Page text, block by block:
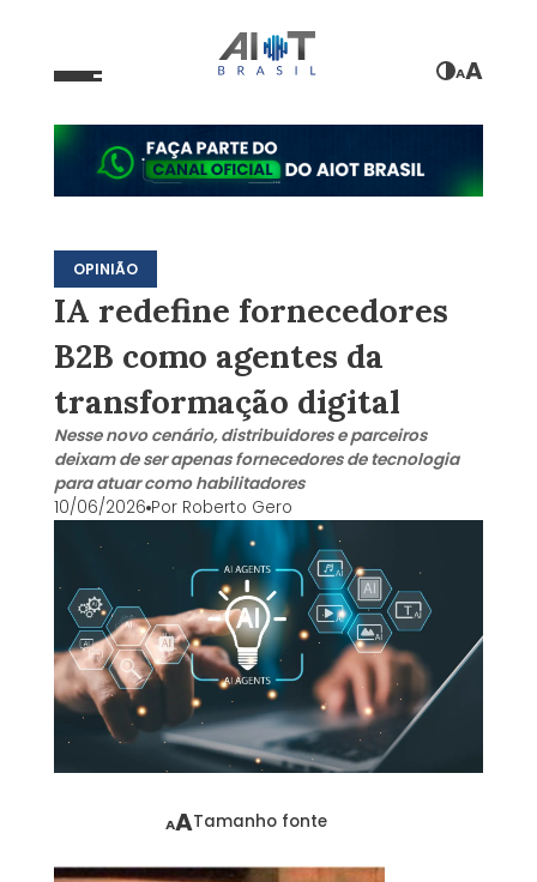
AA
OPINIÃO
IA redefine fornecedores
B2B como agentes da
transformação digital
Nesse novo cenário, distribuidores e parceiros
deixam de ser apenas fornecedores de tecnologia
para atuar como habilitadores
10/06/2026 Por Roberto Gero
AATamanho fonte